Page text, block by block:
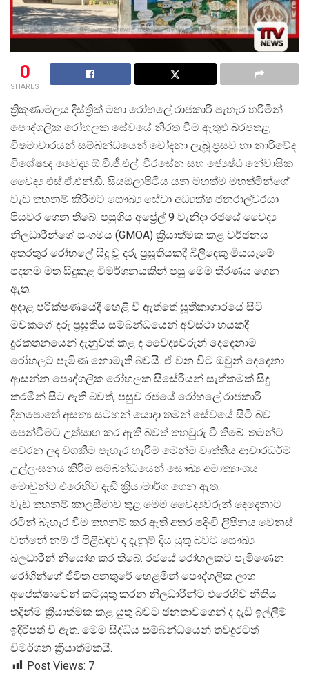
0
SHARES
ත්රිකුණාමලය දිස්ත්රික් මහා රෝහලේ රාජකාරි පැහැර හරිමින්
පෞද්ගලික රෝහලක සේවයේ නිරත වීම ඇතුළු බරපතළ
විෂමාචාරයන් සම්බන්ධයෙන් චෝදනා ලැබූ ප්රසව හා නාරිවේද
විශේෂඥ වෛද් ය ඕ.වී.ජී.එල්. වීරසේන සහ ජ්යෙෂ්ඨ නේවාසික
වෛද් ය එස්.ඒ.එන්.ඩී. සියඹලාපිටිය යන මහත්ම මහත්මීන්ගේ
වැඩ තහනම් කිරීමට සෞඛ් ය සේවා අධ්යක්ෂ ජනරාල්වරයා
පියවර ගෙන තිබේ. පසුගිය අප්රේල් 9 වැනිදා රජයේ වෛද්
නිලධාරීන්ගේ සංගමය (GMOA) ක්රියාත්මක කළ වර්ජනය
අතරතුර රෝහලේ සිදු වූ දරු ප්රසූතියකදී බිලිඳෙකු මියයෑමේ
පදනම මත සිදුකළ විමර්ශනයකින් පසු මෙම තීරණය ගෙන
ඇත.
අදාළ පරීක්ෂණයේදී හෙළි වී ඇත්තේ සූතිකාගාරයේ සිටි
මවකගේ දරු ප්රසූතිය සම්බන්ධයෙන් අවස්ථා හයකදී
දුරකතනයෙන් දැනුවත් කළ ද වෛද්යවරුන් දෙදෙනාම
රෝහලට පැමිණ නොමැති බවයි. ඒ වන විට ඔවුන් දෙදෙනා
ආසන්න පෞද්ගලික රෝහලක සිසේරියන් සැත්කමක් සිදු
කරමින් සිට ඇති බවත්, පසුව රජයේ රෝහලේ රාජකාරි
දිනපොතේ අසත් ය සටහන් යොදා තමන් සේවයේ සිටි බව
පෙන්වීමට උත්සාහ කර ඇති බවත් තහවුරු වී තිබේ. තමන්ට
පවරන ලද වගකීම පැහැර හැරීම මෙන්ම වෘත්තීය ආචාරධර්ම
උල්ලංඝනය කිරීම සම්බන්ධයෙන් සෞඛ් ය අමාත්යාංශය
මොවුන්ට එරෙහිව දැඩි ක්රියාමාර්ග ගෙන ඇත.
වැඩ තහනම් කාලසීමාව තුළ මෙම වෛද්යවරුන් දෙදෙනාට
රටින් බැහැර වීම තහනම් කර ඇති අතර පදිංචි ලිපිනය වෙනස්
වන්නේ නම් ඒ පිළිබඳව ද දැනුම් දිය යුතු බවට සෞඛ්
බලධාරීන් නියෝග කර තිබේ. රජයේ රෝහලකට පැමිණෙන
රෝගීන්ගේ ජීවිත අනතුරේ හෙළමින් පෞද්ගලික ලාභ
අපේක්ෂාවෙන් කටයුතු කරන නිලධාරීන්ට එරෙහිව නීතිය
තදින්ම ක්රියාත්මක කළ යුතු බවට ජනතාවගෙන් ද දැඩි ඉල්ලීම්
ඉදිරිපත් වී ඇත. මෙම සිද්ධිය සම්බන්ධයෙන් තවදුරටත්
විමර්ශන ක්රියාත්මකයි.
Post Views: 7